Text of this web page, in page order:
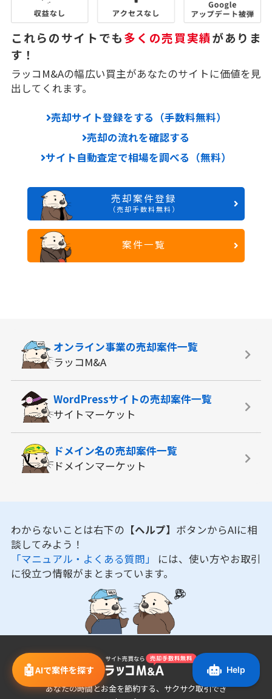
これらのサイトでも多くの売買実績がありま
す！
ラッコM&Aの幅広い買主があなたのサイトに価値を見
出してくれます。
売却サイト登録をする（手数料無料）
売却の流れを確認する
サイト自動査定で相場を調べる（無料）
売却案件登録
（売却手数料無料）
案件一覧
🤖AIで案件を探す
オンライン事業の売却案件一覧
ラッコM&A
WordPressサイトの売却案件一覧
サイトマーケット
ドメイン名の売却案件一覧
ドメインマーケット
わからないことは右下の 【ヘルプ】 ボタンからAIに相
談してみよう！
「マニュアル・よくある質問」 には、使い方やお取引
に役立つ情報がまとまっています。
あなたの時間とお金を節約する、サクサク取引でき